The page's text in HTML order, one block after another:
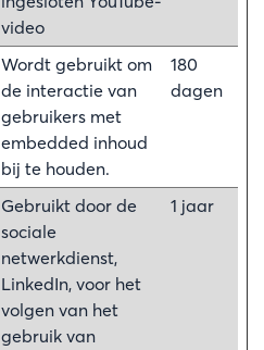
video
Wordt gebruikt om
de interactie van
gebruikers met
embedded inhoud
bij te houden.
180
dagen
Gebruikt door de
sociale
netwerkdienst,
LinkedIn, voor het
volgen van het
gebruik van
1 jaar